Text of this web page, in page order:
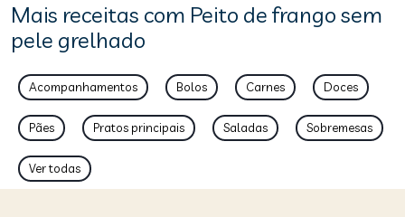
Mais receitas com Peito de frango sem
pele grelhado
Acompanhamentos Bolos Carnes Doces
Pães Pratos principais Saladas Sobremesas
Ver todas